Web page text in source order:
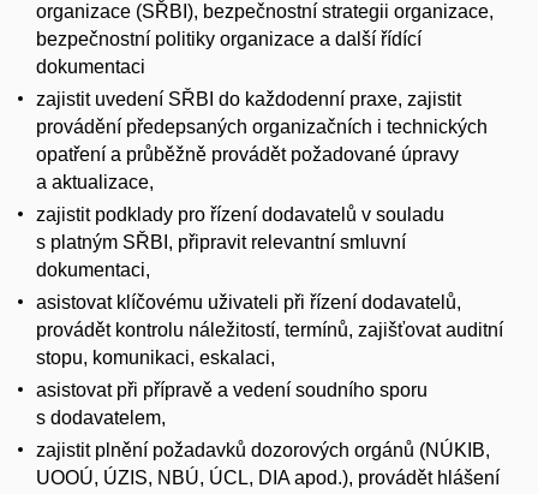
organizace (SŘBI), bezpečnostní strategii organizace,
bezpečnostní politiky organizace a další řídící
dokumentaci
zajistit uvedení SŘBI do každodenní praxe, zajistit
provádění předepsaných organizačních i technických
opatření a průběžně provádět požadované úpravy
a aktualizace,
zajistit podklady pro řízení dodavatelů v souladu
s platným SŘBI, připravit relevantní smluvní
dokumentaci,
asistovat klíčovému uživateli při řízení dodavatelů,
provádět kontrolu náležitostí, termínů, zajišťovat auditní
stopu, komunikaci, eskalaci,
asistovat při přípravě a vedení soudního sporu
s dodavatelem,
zajistit plnění požadavků dozorových orgánů (NÚKIB,
UOOÚ, ÚZIS, NBÚ, ÚCL, DIA apod.), provádět hlášení